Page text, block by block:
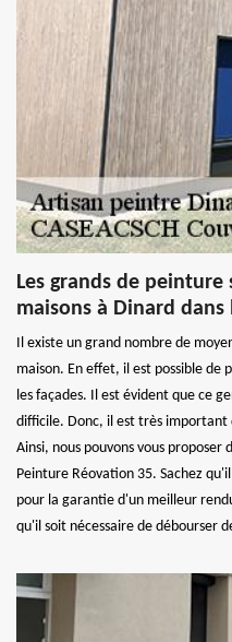
Les grands de peinture
maisons à Dinard dans
Il existe un grand nombre de
maison. En effet, il est possible de
les façades. Il est évident que ce
difficile. Donc, il est très important
Ainsi, nous pouvons vous proposer
Peinture Réovation 35. Sachez
pour la garantie d'un meilleur
qu'il soit nécessaire de débourser